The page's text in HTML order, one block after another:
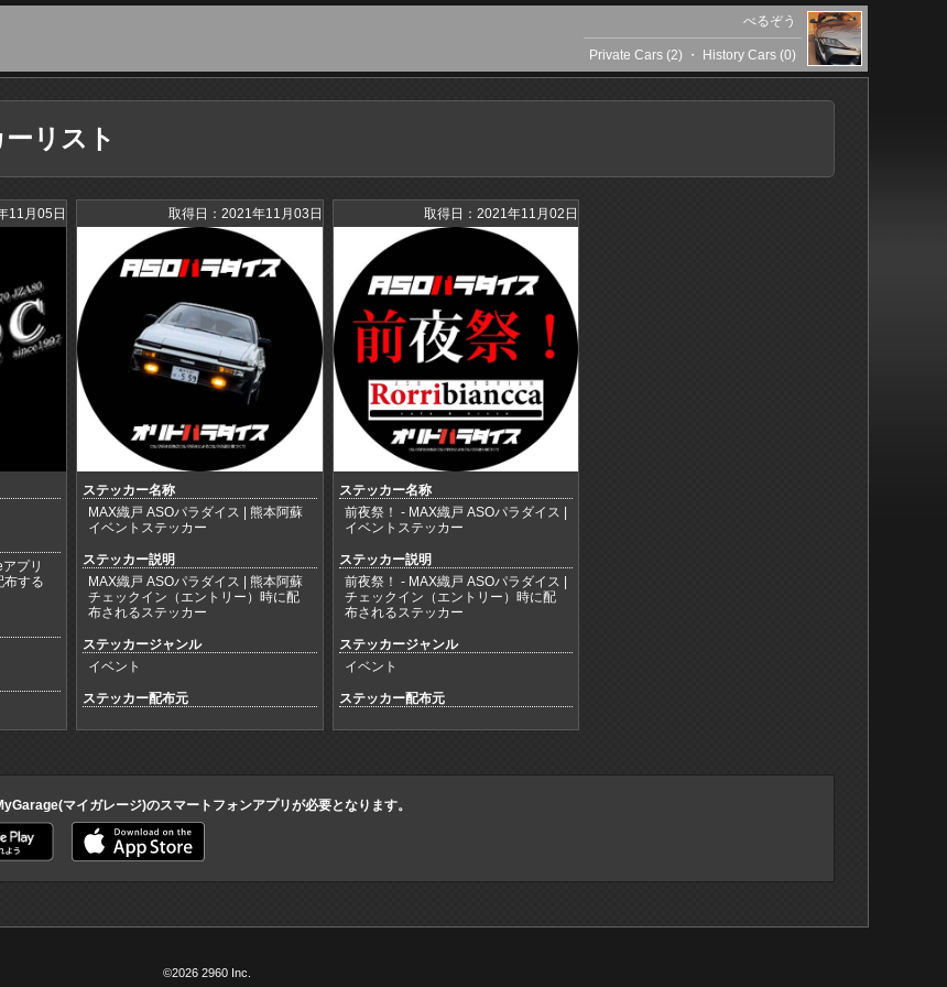
べるぞう
Private Cars (2) ・ History Cars (0)
リスト
11月05日
プリ
布する
取得日：2021年11月03日
ステッカー名称
MAX織戸 ASOパラダイス | 熊本阿蘇
イベントステッカー
ステッカー説明
MAX織戸 ASOパラダイス | 熊本阿蘇
チェックイン（エントリー）時に配
布されるステッカー
ステッカージャンル
イベント
ステッカー配布元
取得日：2021年11月02日
ステッカー名称
前夜祭！ - MAX織戸 ASOパラダイス |
イベントステッカー
ステッカー説明
前夜祭！ - MAX織戸 ASOパラダイス |
チェックイン（エントリー）時に配
布されるステッカー
ステッカージャンル
イベント
ステッカー配布元
マイガレージ)のスマートフォンアプリが必要となります。
©2026 2960 Inc.